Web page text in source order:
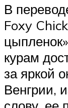
В
Foxy
курам
за яркой
Венгрии,